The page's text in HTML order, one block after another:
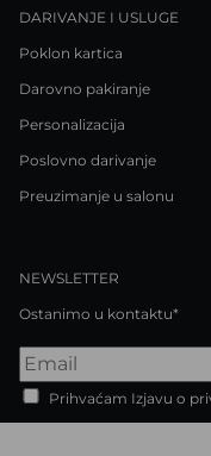
DARIVANJE I USLUGE
Poklon kartica
Darovno pakiranje
Personalizacija
Poslovno darivanje
Preuzimanje u salonu
NEWSLETTER
Ostanimo u kontaktu*
Prihvaćam Izjavu o